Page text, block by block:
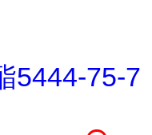
5444-75-7